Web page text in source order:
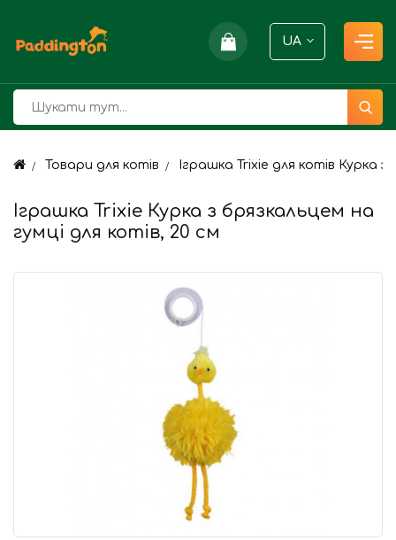
UA
Товари для котів Іграшка Trixie для котів Курка
Іграшка Trixie Курка з брязкальцем на
гумці для котів, 20 см